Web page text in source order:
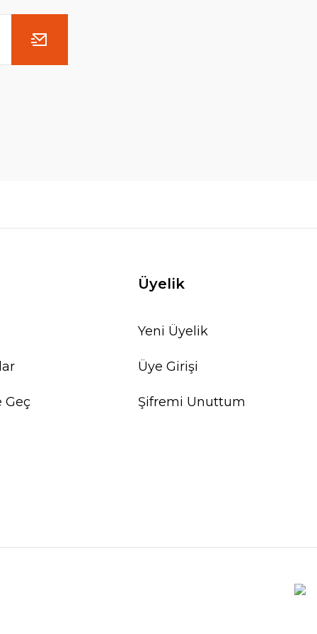
Geç
Üyelik
Yeni Üyelik
Üye Girişi
Şifremi Unuttum